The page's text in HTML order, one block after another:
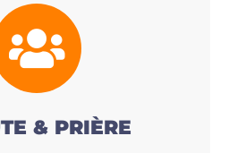
& PRIÈRE